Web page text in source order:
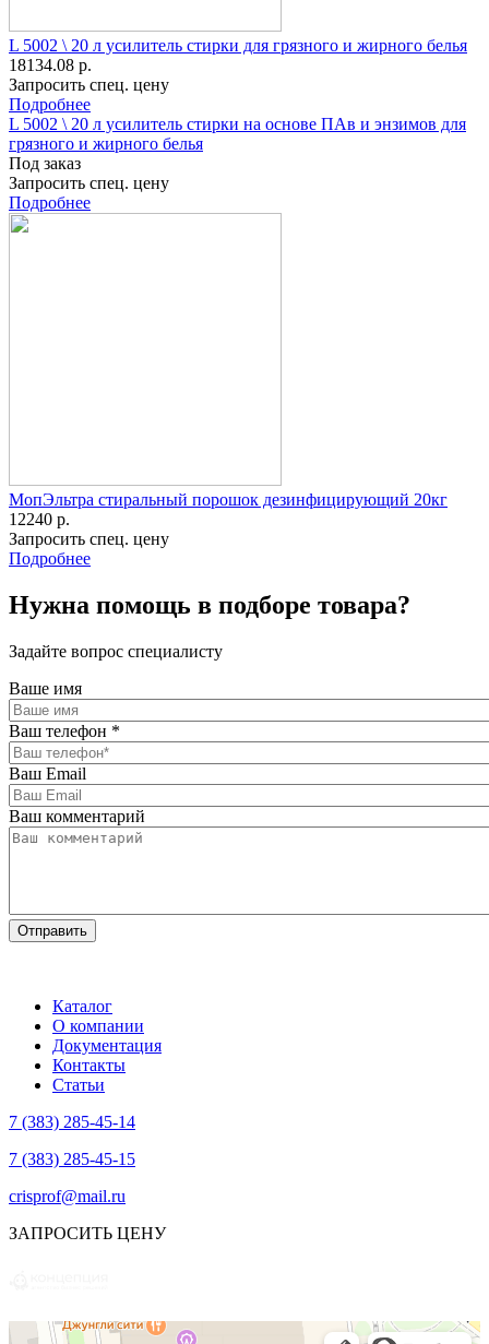
L 5002 \ 20 л усилитель стирки для грязного и жирного белья
18134.08 р.
Запросить спец. цену
Подробнее
L 5002 \ 20 л усилитель стирки на основе ПАв и энзимов для
грязного и жирного белья
Под заказ
Запросить спец. цену
Подробнее
МопЭльтра стиральный порошок дезинфицирующий 20кг
12240 р.
Запросить спец. цену
Подробнее
Нужна помощь в подборе товара?
Задайте вопрос специалисту
Ваше имя
Ваш телефон *
Ваш Email
Ваш комментарий
Каталог
О компании
Документация
Контакты
Статьи
7 (383) 285-45-14
7 (383) 285-45-15
crisprof@mail.ru
ЗАПРОСИТЬ ЦЕНУ